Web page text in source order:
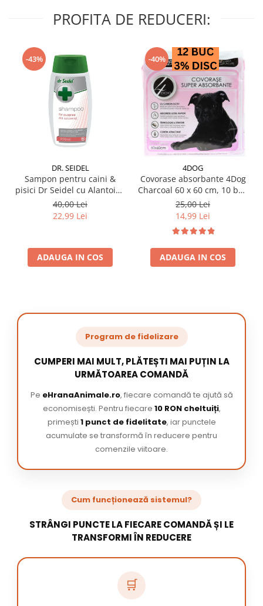
PROFITA DE REDUCERI:
-43%
DR. SEIDEL
Sampon pentru caini &
pisici Dr Seidel cu Alantoina
220 ml
40,00 Lei
22,99 Lei
ADAUGA IN COS
-40%
4DOG
Covorase absorbante 4Dog
Charcoal 60 x 60 cm, 10 buc
/ pachet
25,00 Lei
14,99 Lei
ADAUGA IN COS
Program de fidelizare
CUMPERI MAI MULT, PLĂTEȘTI MAI PUȚIN LA
URMĂTOAREA COMANDĂ
Pe eHranaAnimale.ro, fiecare comandă te ajută să
economisești. Pentru fiecare 10 RON cheltuiți,
primești 1 punct de fidelitate, iar punctele
acumulate se transformă în reducere pentru
comenzile viitoare.
Cum funcționează sistemul?
STRÂNGI PUNCTE LA FIECARE COMANDĂ ȘI LE
TRANSFORMI ÎN REDUCERE
🛒